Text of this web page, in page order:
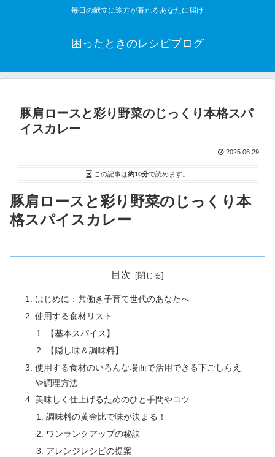
毎日の献立に途方が暮れるあなたに届け
困ったときのレシピブログ
豚肩ロースと彩り野菜のじっくり本格スパ
イスカレー
2025.06.29
この記事は約10分で読めます。
豚肩ロースと彩り野菜のじっくり本
格スパイスカレー
目次
はじめに：共働き子育て世代のあなたへ
使用する食材リスト
【基本スパイス】
【隠し味＆調味料】
使用する食材のいろんな場面で活用できる下ごしらえ
や調理方法
美味しく仕上げるためのひと手間やコツ
調味料の黄金比で味が決まる！
ワンランクアップの秘訣
アレンジレシピの提案